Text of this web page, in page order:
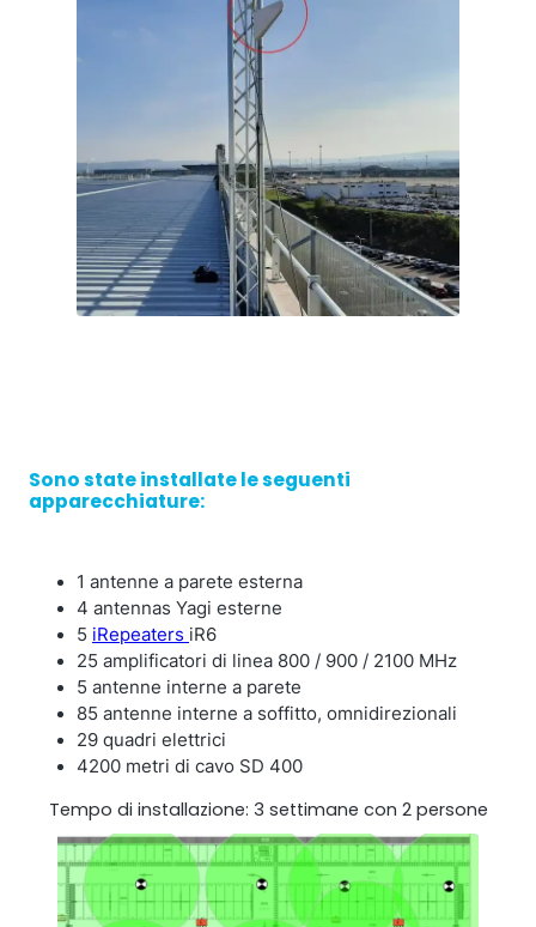
Sono state installate le seguenti
apparecchiature:
1 antenne a parete esterna
4 antennas Yagi esterne
5 iRepeaters iR6
25 amplificatori di linea 800 / 900 / 2100 MHz
5 antenne interne a parete
85 antenne interne a soffitto, omnidirezionali
29 quadri elettrici
4200 metri di cavo SD 400
Tempo di installazione: 3 settimane con 2 persone